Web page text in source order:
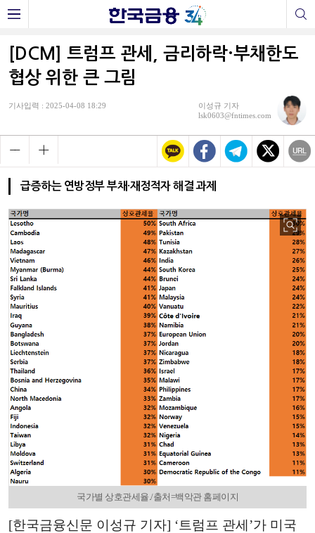
[DCM] 트럼프 관세, 금리하락·부채한도
협상 위한 큰 그림
기사입력 : 2025-04-08 18:29
이성규 기자
lsk0603@fntimes.com
급증하는 연방정부 부채·재정적자 해결 과제
국가별 상호관세율./출처=백악관 홈페이지
[한국금융신문 이성규 기자] ‘트럼프 관세’가 미국